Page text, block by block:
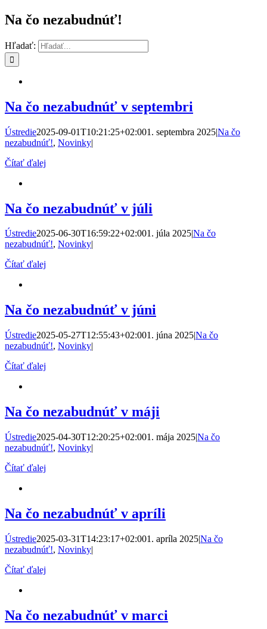
Na čo nezabudnúť!
Hľadať:
Na čo nezabudnúť v septembri
Ústredie2025-09-01T10:21:25+02:001. septembra 2025|Na čo
nezabudnúť!, Novinky|
Čítať ďalej
Na čo nezabudnúť v júli
Ústredie2025-06-30T16:59:22+02:001. júla 2025|Na čo
nezabudnúť!, Novinky|
Čítať ďalej
Na čo nezabudnúť v júni
Ústredie2025-05-27T12:55:43+02:001. júna 2025|Na čo
nezabudnúť!, Novinky|
Čítať ďalej
Na čo nezabudnúť v máji
Ústredie2025-04-30T12:20:25+02:001. mája 2025|Na čo
nezabudnúť!, Novinky|
Čítať ďalej
Na čo nezabudnúť v apríli
Ústredie2025-03-31T14:23:17+02:001. apríla 2025|Na čo
nezabudnúť!, Novinky|
Čítať ďalej
Na čo nezabudnúť v marci